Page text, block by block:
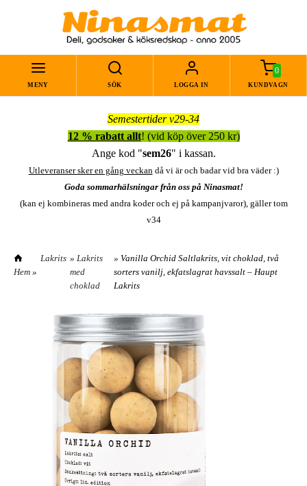
MENY SÖK LOGGA IN
0
KUNDVAGN
Semestertider v29-34
12 % rabatt allt! (vid köp över 250 kr)
Ange kod "sem26" i kassan.
Utleveranser sker en gång veckandå vi är och badar vid bra väder :)
Goda sommarhälsningar från oss på Ninasmat!
(kan ej kombineras med andra koder och ej på kampanjvaror), gäller tom
v34
Hem »
Lakrits » Lakrits
med
choklad
» Vanilla Orchid Saltlakrits, vit choklad, två
sorters vanilj, ekfatslagrat havssalt – Haupt
Lakrits